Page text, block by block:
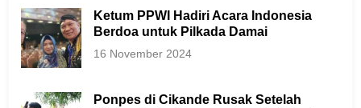
Ketum PPWI Hadiri Acara Indonesia
Berdoa untuk Pilkada Damai
16 November 2024
Ponpes di Cikande Rusak Setelah